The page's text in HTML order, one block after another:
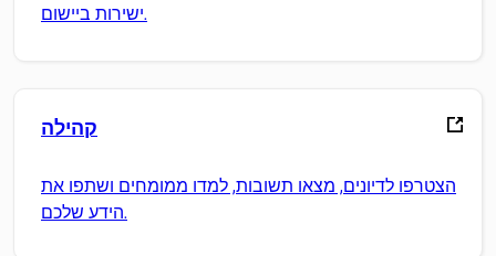
ישירות ביישום.
קהילה
הצטרפו לדיונים, מצאו תשובות, למדו ממומחים ושתפו את
הידע שלכם.